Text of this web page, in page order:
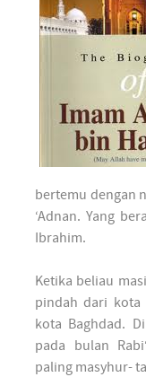
bertemu dengan
‘Adnan. Yang
Ibrahim.
Ketika beliau
pindah dari kota
kota Baghdad.
pada bulan
paling masyhur-